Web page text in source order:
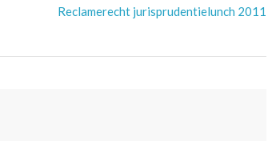
Reclamerecht jurisprudentielunch 2011